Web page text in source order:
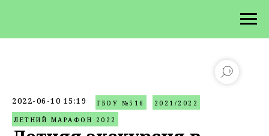
2022-06-10 15:19 ГБОУ №516
2021/2022
ЛЕТНИЙ МАРАФОН 2022